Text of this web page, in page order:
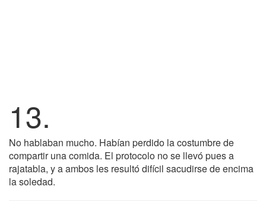
13.
No hablaban mucho. Habían perdido la costumbre de
compartir una comida. El protocolo no se llevó pues a
rajatabla, y a ambos les resultó difícil sacudirse de encima
la soledad.